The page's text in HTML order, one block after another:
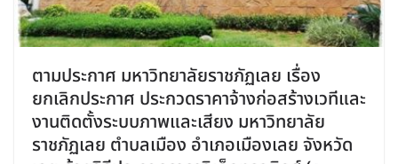
ตามประกาศ มหาวิทยาลัยราชภัฏเลย เรื่อง
ยกเลิกประกาศ ประกวดราคาจ้างก่อสร้างเวทีและ
งานติดตั้งระบบภาพและเสียง มหาวิทยาลัย
ราชภัฏเลย ตำบลเมือง อำเภอเมืองเลย จังหวัด